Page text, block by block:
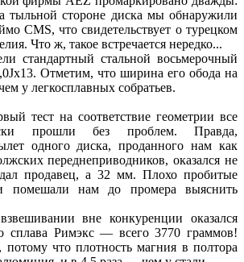
тыльной стороне диска мы обнаружили
CMS, что свидетельствует о турецком
Что ж, такое встречается нередко...
стандартный стальной восьмерочный
Отметим, что ширина его обода на
у легкосплавных собратьев.
тест на соответствие геометрии все
прошли без проблем. Правда,
одного диска, проданного нам как
переднеприводников, оказался не
продавец, а 32 мм. Плохо пробитые
помешали нам до промера выяснить
вне конкуренции оказался
сплава Римэкс — всего 3770 граммов!
потому что плотность магния в полтора